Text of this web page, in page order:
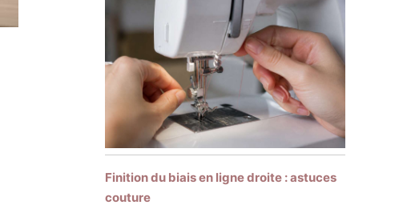
Finition du biais en ligne droite : astuces
couture